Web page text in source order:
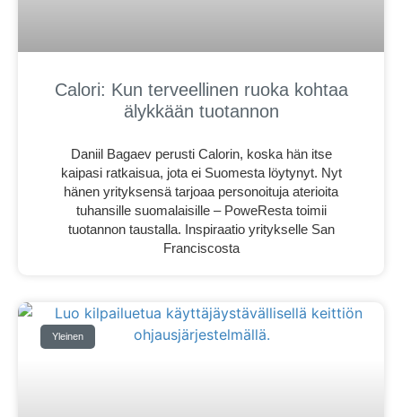
Calori: Kun terveellinen ruoka kohtaa
älykkään tuotannon
Daniil Bagaev perusti Calorin, koska hän itse
kaipasi ratkaisua, jota ei Suomesta löytynyt. Nyt
hänen yrityksensä tarjoaa personoituja aterioita
tuhansille suomalaisille – PoweResta toimii
tuotannon taustalla. Inspiraatio yritykselle San
Franciscosta
Yleinen